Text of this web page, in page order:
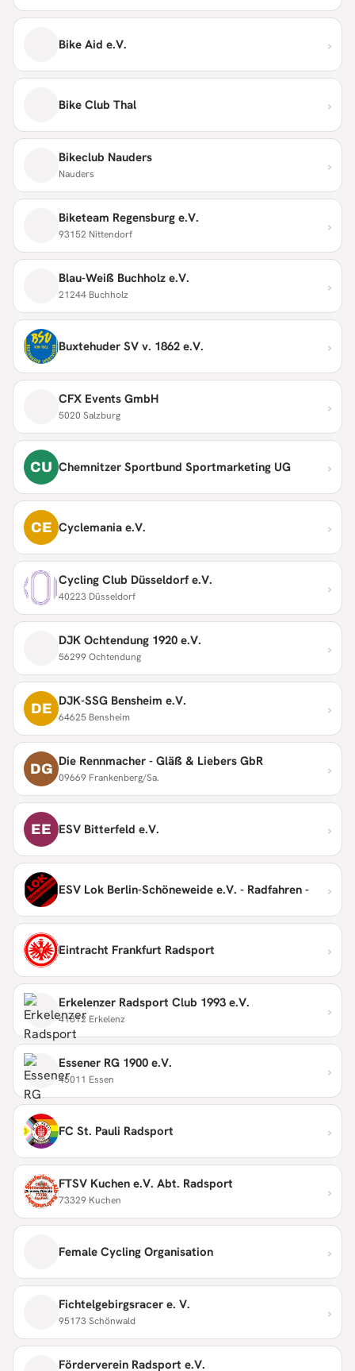
Bike Aid e.V. ›
Bike Club Thal ›
Bikeclub Nauders
Nauders ›
Biketeam Regensburg e.V.
93152 Nittendorf ›
Blau-Weiß Buchholz e.V.
21244 Buchholz ›
Buxtehuder SV v. 1862 e.V. ›
CFX Events GmbH
5020 Salzburg ›
CU Chemnitzer Sportbund Sportmarketing UG ›
CE Cyclemania e.V. ›
Cycling Club Düsseldorf e.V.
40223 Düsseldorf ›
DJK Ochtendung 1920 e.V.
56299 Ochtendung ›
DE DJK-SSG Bensheim e.V.
64625 Bensheim ›
DG Die Rennmacher - Gläß & Liebers GbR
09669 Frankenberg/Sa. ›
EE ESV Bitterfeld e.V. ›
ESV Lok Berlin-Schöneweide e.V. - Radfahren - ›
Eintracht Frankfurt Radsport ›
Erkelenzer Radsport Club 1993 e.V.
41812 Erkelenz ›
Essener RG 1900 e.V.
45011 Essen ›
FC St. Pauli Radsport ›
FTSV Kuchen e.V. Abt. Radsport
73329 Kuchen ›
Female Cycling Organisation ›
Fichtelgebirgsracer e. V.
95173 Schönwald ›
Förderverein Radsport e.V.